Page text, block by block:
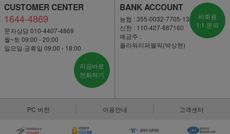
CUSTOMER CENTER
1644-4869
문자상담 010-4407-4869
월~토 09:00 - 20:00
일요일·공휴일 09:00 - 18:00
지금바로
전화하기
BANK ACCOUNT
농협 : 355-0032-7705-13
신한 : 110-427-887160
예금주 :
플라워리퍼블릭(박상현)
비회원
1:1 문의
PC 버전 이용안내 고객센터